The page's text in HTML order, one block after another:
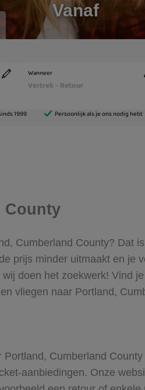
Vanaf
County
Cumberland County? Dat
prijs minder uitmaakt en je
doen het zoekwerk! Vind
vliegen naar Portland,
Cumberland
aanbiedingen. Onze